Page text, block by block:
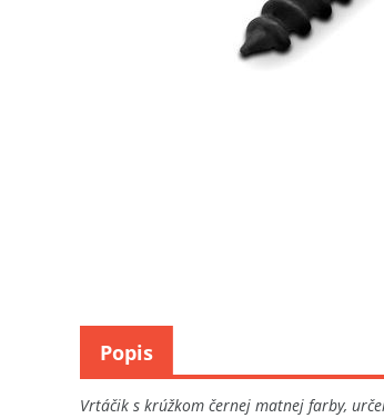
Vrtáčik s krúžkom černej matnej farby,
Popis